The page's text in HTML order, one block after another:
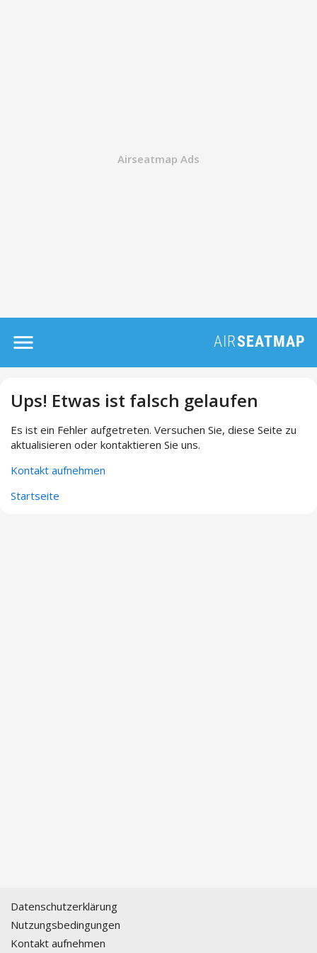
Ups! Etwas ist falsch gelaufen
Es ist ein Fehler aufgetreten. Versuchen Sie, diese Seite zu
aktualisieren oder kontaktieren Sie uns.
Kontakt aufnehmen
Startseite
Datenschutzerklärung
Nutzungsbedingungen
Kontakt aufnehmen